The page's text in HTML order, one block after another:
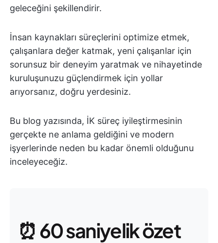
geleceğini şekillendirir.
İnsan kaynakları süreçlerini optimize etmek,
çalışanlara değer katmak, yeni çalışanlar için
sorunsuz bir deneyim yaratmak ve nihayetinde
kuruluşunuzu güçlendirmek için yollar
arıyorsanız, doğru yerdesiniz.
Bu blog yazısında, İK süreç iyileştirmesinin
gerçekte ne anlama geldiğini ve modern
işyerlerinde neden bu kadar önemli olduğunu
inceleyeceğiz.
⏰ 60 saniyelik özet